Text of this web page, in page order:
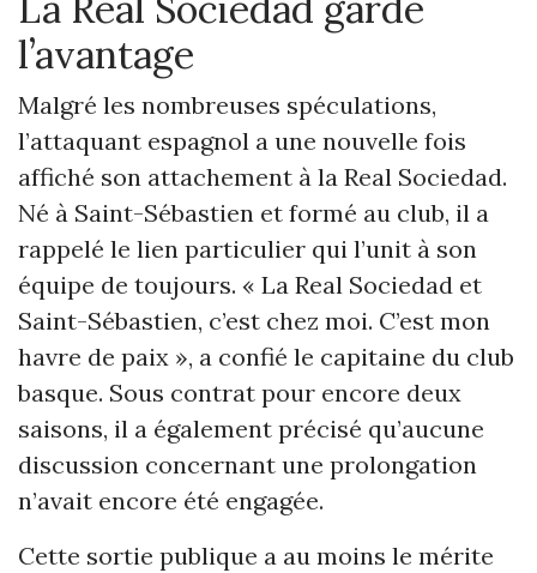
l’avantage
Malgré les nombreuses spéculations,
l’attaquant espagnol a une nouvelle fois
affiché son attachement à la Real Sociedad.
Né à Saint-Sébastien et formé au club, il a
rappelé le lien particulier qui l’unit à son
équipe de toujours. « La Real Sociedad et
Saint-Sébastien, c’est chez moi. C’est mon
havre de paix », a confié le capitaine du club
basque. Sous contrat pour encore deux
saisons, il a également précisé qu’aucune
discussion concernant une prolongation
n’avait encore été engagée.
Cette sortie publique a au moins le mérite